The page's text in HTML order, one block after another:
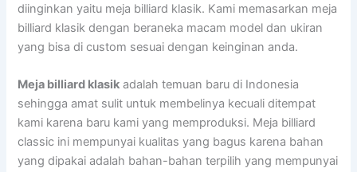
diinginkan yaitu meja billiard klasik. Kami memasarkan meja
billiard klasik dengan beraneka macam model dan ukiran
yang bisa di custom sesuai dengan keinginan anda.
Meja billiard klasik adalah temuan baru di Indonesia
sehingga amat sulit untuk membelinya kecuali ditempat
kami karena baru kami yang memproduksi. Meja billiard
classic ini mempunyai kualitas yang bagus karena bahan
yang dipakai adalah bahan-bahan terpilih yang mempunyai